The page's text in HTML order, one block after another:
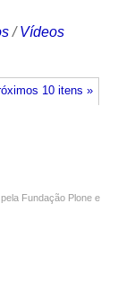
/Vídeos
10 itens »
Fundação Plone e